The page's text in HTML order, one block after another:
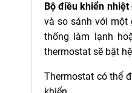
Bộ điều khiển nhiệt
và so sánh với một
thống làm lạnh
thermostat sẽ bật
Thermostat có thể